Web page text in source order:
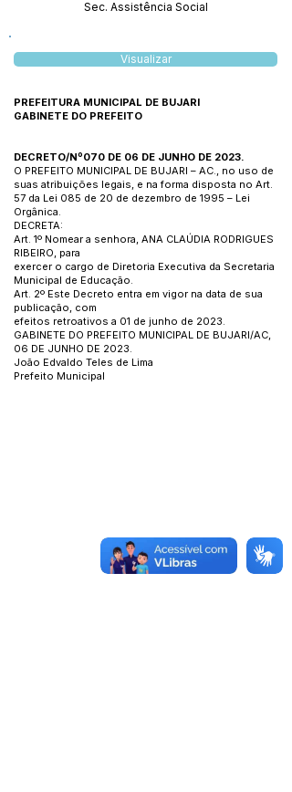
Sec. Assistência Social
Visualizar
PREFEITURA MUNICIPAL DE BUJARI
GABINETE DO PREFEITO
DECRETO/Nº070 DE 06 DE JUNHO DE 2023.
O PREFEITO MUNICIPAL DE BUJARI – AC., no uso de
suas atribuições legais, e na forma disposta no Art.
57 da Lei 085 de 20 de dezembro de 1995 – Lei
Orgânica.
DECRETA:
Art. 1º Nomear a senhora, ANA CLAÚDIA RODRIGUES
RIBEIRO, para
exercer o cargo de Diretoria Executiva da Secretaria
Municipal de Educação.
Art. 2º Este Decreto entra em vigor na data de sua
publicação, com
efeitos retroativos a 01 de junho de 2023.
GABINETE DO PREFEITO MUNICIPAL DE BUJARI/AC,
06 DE JUNHO DE 2023.
João Edvaldo Teles de Lima
Prefeito Municipal